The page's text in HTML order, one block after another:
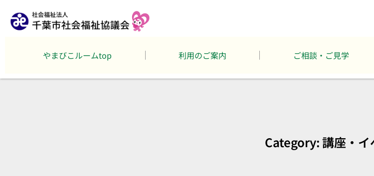
やまびこルームtop 利用のご案内 ご相談・ご見学
Category: 講座・イ